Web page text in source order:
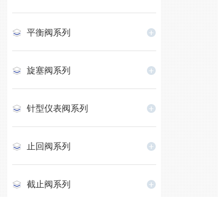
平衡阀系列
旋塞阀系列
针型仪表阀系列
止回阀系列
截止阀系列